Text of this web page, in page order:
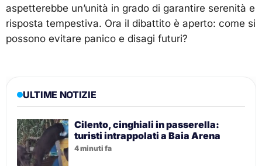
aspetterebbe un’unità in grado di garantire serenità e
risposta tempestiva. Ora il dibattito è aperto: come si
possono evitare panico e disagi futuri?
ULTIME NOTIZIE
Cilento, cinghiali in passerella:
turisti intrappolati a Baia Arena
4 minuti fa